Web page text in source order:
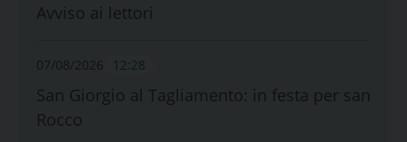
Avviso ai lettori
07/08/2026 12:28
San Giorgio al Tagliamento: in festa per san
Rocco